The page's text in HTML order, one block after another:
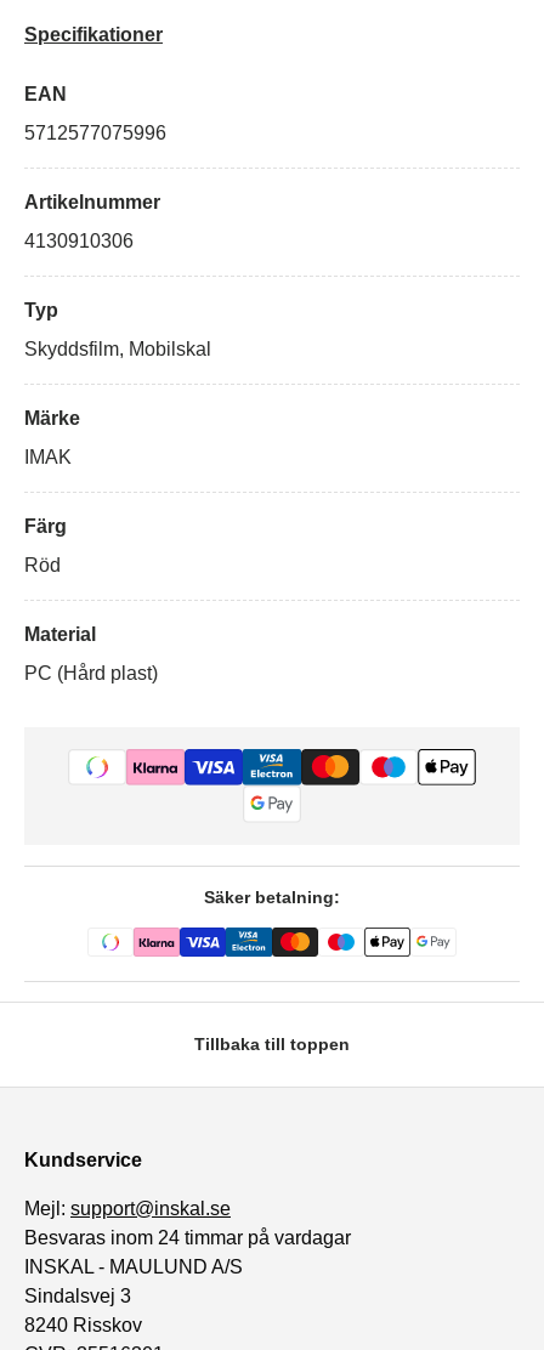
Specifikationer
EAN
5712577075996
Artikelnummer
4130910306
Typ
Skyddsfilm, Mobilskal
Märke
IMAK
Färg
Röd
Material
PC (Hård plast)
Säker betalning:
Tillbaka till toppen
Kundservice
Mejl: support@inskal.se
Besvaras inom 24 timmar på vardagar
INSKAL - MAULUND A/S
Sindalsvej 3
8240 Risskov